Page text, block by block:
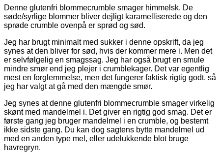
Denne glutenfri blommecrumble smager himmelsk. De
søde/syrlige blommer bliver dejligt karamelliserede og den
sprøde crumble ovenpå er sprød og sød.
Jeg har brugt minimalt med sukker i denne opskrift, da jeg
synes at den bliver for sød, hvis der kommer mere i. Men det
er selvfølgelig en smagssag. Jeg har også brugt en smule
mindre smør end jeg plejer i crumblekager. Det var egentlig
mest en forglemmelse, men det fungerer faktisk rigtig godt, så
jeg har valgt at gå med den mængde smør.
Jeg synes at denne glutenfri blommecrumble smager virkelig
skønt med mandelmel i. Det giver en rigtig god smag. Det er
første gang jeg bruger mandelmel i en crumble, og bestemt
ikke sidste gang. Du kan dog sagtens bytte mandelmel ud
med en anden type mel, eller udelukkende blot bruge
havregryn.